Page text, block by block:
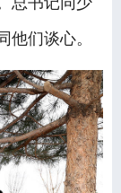
他们谈心。